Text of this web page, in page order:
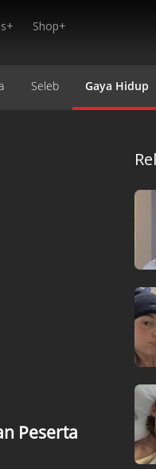
Shop+
Seleb Gaya Hidup
Peserta